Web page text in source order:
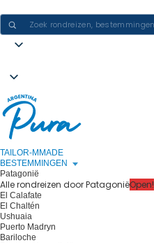
TAILOR-MMADE
BESTEMMINGEN
Patagonië
Alle rondreizen door PatagoniëOpen!
El Calafate
El Chaltén
Ushuaia
Puerto Madryn
Bariloche